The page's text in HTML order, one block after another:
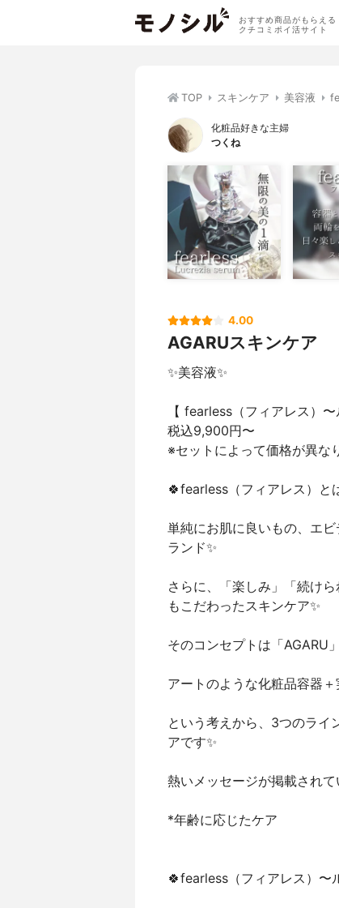
おすすめ商品がもらえる
クチコミポイ活サイト
TOP スキンケア 美容液
化粧品好きな主婦
つくね
4.00
AGARUスキンケア
✨美容液✨
【 fearless（フィアレス）
税込9,900円〜
※セットによって価格が異な
🍀fearless（フィアレス）と
単純にお肌に良いもの、エ
ランド✨
さらに、「楽しみ」「続け
もこだわったスキンケア✨
そのコンセプトは「AGARU」
アートのような化粧品容器
という考えから、3つのライ
アです✨
熱いメッセージが掲載され
*年齢に応じたケア
🍀fearless（フィアレス）〜